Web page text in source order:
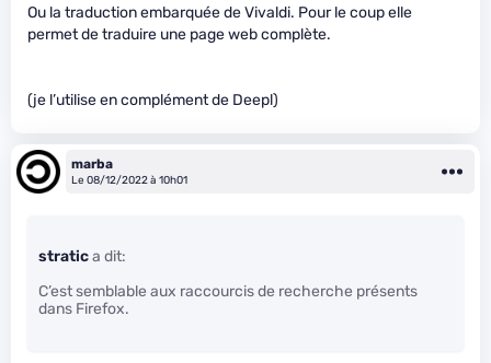
Ou la traduction embarquée de Vivaldi. Pour le coup elle
permet de traduire une page web complète.
(je l’utilise en complément de Deepl)
marba
Le 08/12/2022 à 10h01
stratica dit:
C’est semblable aux raccourcis de recherche présents
dans Firefox.